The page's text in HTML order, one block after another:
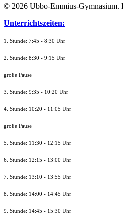
© 2026 Ubbo-Emmius-Gymnasium.
Unterrichtszeiten:
1. Stunde: 7:45 - 8:30 Uhr
2. Stunde: 8:30 - 9:15 Uhr
große Pause
3. Stunde: 9:35 - 10:20 Uhr
4. Stunde: 10:20 - 11:05 Uhr
große Pause
5. Stunde: 11:30 - 12:15 Uhr
6. Stunde: 12:15 - 13:00 Uhr
7. Stunde: 13:10 - 13:55 Uhr
8. Stunde: 14:00 - 14:45 Uhr
9. Stunde: 14:45 - 15:30 Uhr